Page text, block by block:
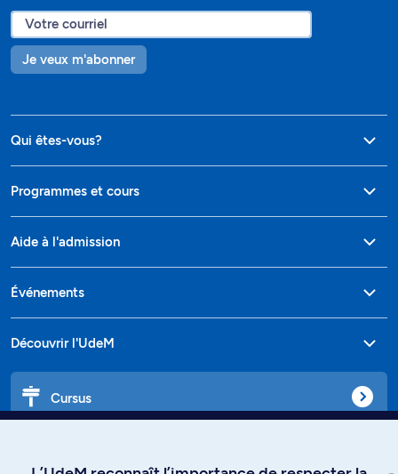
Je veux m'abonner
Qui êtes-vous?
Programmes et cours
Aide à l'admission
Événements
Découvrir l'UdeM
Cursus